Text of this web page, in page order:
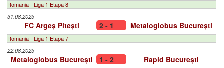
Romania - Liga 1 Etapa 8
31.08.2025
FC Argeș Pitești 2 - 1 Metaloglobus București
Romania - Liga 1 Etapa 7
22.08.2025
Metaloglobus București 1 - 2 Rapid București